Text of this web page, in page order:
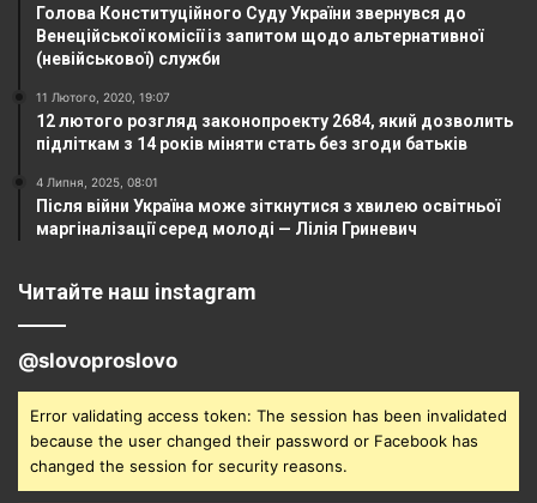
Голова Конституційного Суду України звернувся до
Венеційської комісії із запитом щодо альтернативної
(невійськової) служби
11 Лютого, 2020, 19:07
12 лютого розгляд законопроекту 2684, який дозволить
підліткам з 14 років міняти стать без згоди батьків
4 Липня, 2025, 08:01
Після війни Україна може зіткнутися з хвилею освітньої
маргіналізації серед молоді — Лілія Гриневич
Читайте наш instagram
@slovoproslovo
Error validating access token: The session has been invalidated
because the user changed their password or Facebook has
changed the session for security reasons.